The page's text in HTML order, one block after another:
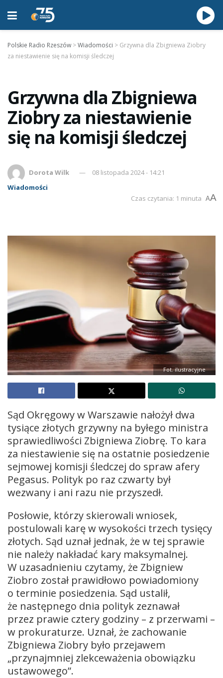
Polskie Radio Rzeszów >Wiadomości > Grzywna dla Zbigniewa Ziobry
za niestawienie się na komisji śledczej
Grzywna dla Zbigniewa
Ziobry za niestawienie
się na komisji śledczej
Dorota Wilk
08 listopada 2024 - 14:21
Wiadomości
Czas czytania: 1 minuta AA
Fot. ilustracyjne
Sąd Okręgowy w Warszawie nałożył dwa
tysiące złotych grzywny na byłego ministra
sprawiedliwości Zbigniewa Ziobrę. To kara
za niestawienie się na ostatnie posiedzenie
sejmowej komisji śledczej do spraw afery
Pegasus. Polityk po raz czwarty był
wezwany i ani razu nie przyszedł.
Posłowie, którzy skierowali wniosek,
postulowali karę w wysokości trzech tysięcy
złotych. Sąd uznał jednak, że w tej sprawie
nie należy nakładać kary maksymalnej.
W uzasadnieniu czytamy, że Zbigniew
Ziobro został prawidłowo powiadomiony
o terminie posiedzenia. Sąd ustalił,
że następnego dnia polityk zeznawał
przez prawie cztery godziny – z przerwami –
w prokuraturze. Uznał, że zachowanie
Zbigniewa Ziobry było przejawem
„przynajmniej zlekceważenia obowiązku
ustawowego”.